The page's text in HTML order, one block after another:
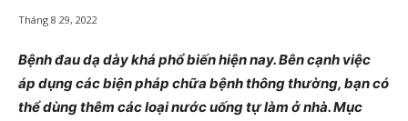
Tháng 8 29, 2022
Bệnh đau dạ dày khá phổ biến hiện nay. Bên cạnh việc
áp dụng các biện pháp chữa bệnh thông thường, bạn có
thể dùng thêm các loại nước uống tự làm ở nhà. Mục